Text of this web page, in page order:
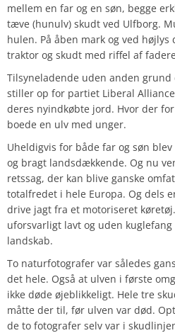
mellem en far og en søn, begge
tæve (hunulv) skudt ved Ulfborg.
hulen. På åben mark og ved højlys
traktor og skudt med riffel af
Tilsyneladende uden anden
stiller op for partiet Liberal Alliance
deres nyindkøbte jord. Hvor der
boede en ulv med unger.
Uheldigvis for både far og søn
og bragt landsdækkende. Og nu
retssag, der kan blive ganske
totalfredet i hele Europa. Og dels
drive jagt fra et motoriseret
uforsvarligt lavt og uden kuglefang
landskab.
To naturfotografer var således
det hele. Også at ulven i første
ikke døde øjeblikkeligt. Hele tre
måtte der til, før ulven var død.
de to fotografer selv var i